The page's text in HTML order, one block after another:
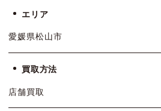
エリア
愛媛県松山市
買取方法
店舗買取